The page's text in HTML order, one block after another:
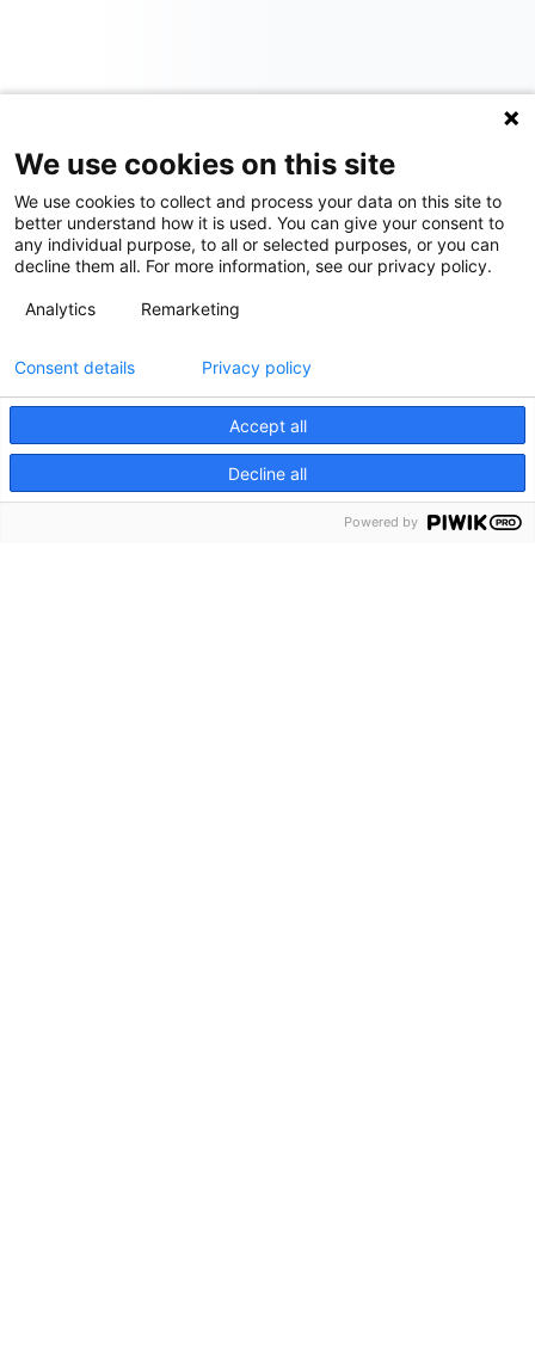
We use cookies on this site
We use cookies to collect and process your data on this site to
better understand how it is used. You can give your consent to
any individual purpose, to all or selected purposes, or you can
decline them all. For more information, see our privacy policy.
Analytics Remarketing
Accept all
Decline all
Consent details Privacy policy
Powered by